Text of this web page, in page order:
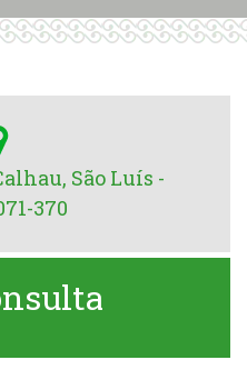
São Luís -
370